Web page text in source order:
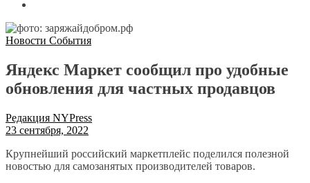
Новости События
Яндекс Маркет сообщил про удобные
обновления для частных продавцов
Редакция NYPress
23 сентября, 2022
Крупнейший российский маркетплейс поделился полезной
новостью для самозанятых производителей товаров.